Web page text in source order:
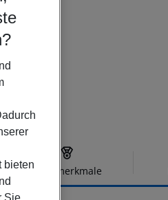
Hotelmerkmale
bieten